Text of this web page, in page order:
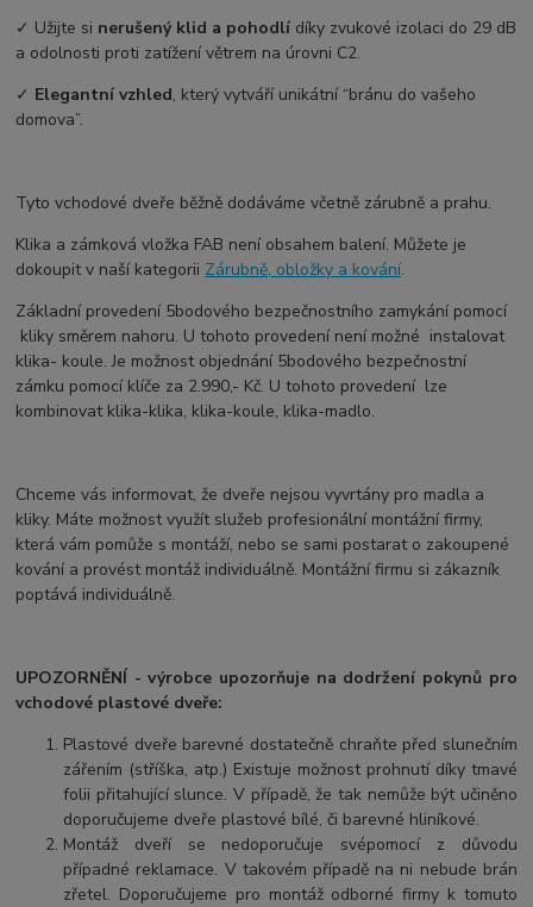
✓ Užijte si nerušený klid a pohodlí díky zvukové izolaci do 29 dB
a odolnosti proti zatížení větrem na úrovni C2.
✓ Elegantní vzhled, který vytváří unikátní “bránu do vašeho
domova”.
Tyto vchodové dveře běžně dodáváme včetně zárubně a prahu.
Klika a zámková vložka FAB není obsahem balení. Můžete je
dokoupit v naší kategorii Zárubně, obložky a kování.
Základní provedení 5bodového bezpečnostního zamykání pomocí
kliky směrem nahoru. U tohoto provedení není možné instalovat
klika- koule. Je možnost objednání 5bodového bezpečnostní
zámku pomocí klíče za 2.990,- Kč. U tohoto provedení lze
kombinovat klika-klika, klika-koule, klika-madlo.
Chceme vás informovat, že dveře nejsou vyvrtány pro madla a
kliky. Máte možnost využít služeb profesionální montážní firmy,
která vám pomůže s montáží, nebo se sami postarat o zakoupené
kování a provést montáž individuálně. Montážní firmu si zákazník
poptává individuálně.
UPOZORNĚNÍ - výrobce upozorňuje na dodržení pokynů pro
vchodové plastové dveře:
Plastové dveře barevné dostatečně chraňte před slunečním
zářením (stříška, atp.) Existuje možnost prohnutí díky tmavé
folii přitahující slunce. V případě, že tak nemůže být učiněno
doporučujeme dveře plastové bílé, či barevné hliníkové.
Montáž dveří se nedoporučuje svépomocí z důvodu
případné reklamace. V takovém případě na ni nebude brán
zřetel. Doporučujeme pro montáž odborné firmy k tomuto